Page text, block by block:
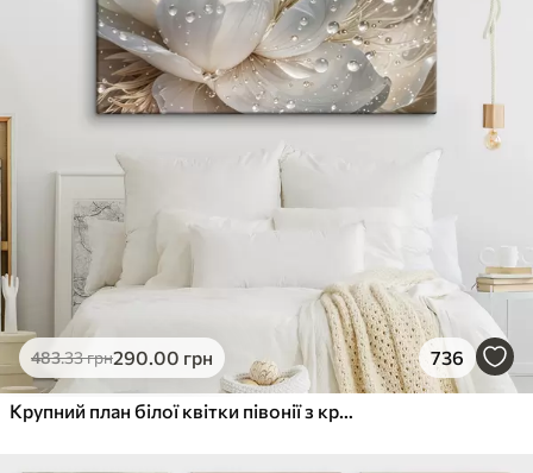
483.33грн290.00 грн 736
Крупний план білої квітки півонії з крапельками води на пелюстках на розмитому фоні